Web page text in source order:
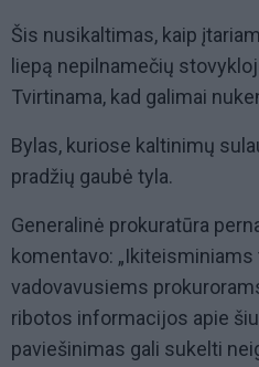
Šis nusikaltimas, kaip
liepą nepilnamečių
Tvirtinama, kad galimai
Bylas, kuriose kaltinimų
pradžių gaubė tyla.
Generalinė prokuratūra
komentavo:
vadovavusiems
ribotos informacijos apie
paviešinimas gali sukelti